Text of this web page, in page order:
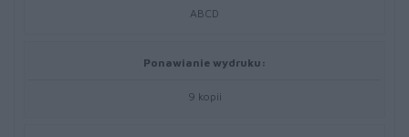
ABCD
Ponawianie wydruku:
9 kopii